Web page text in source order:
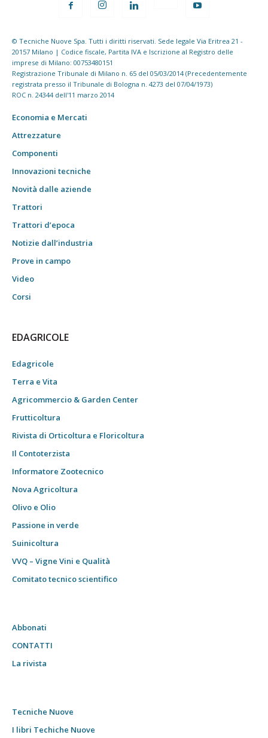
© Tecniche Nuove Spa. Tutti i diritti riservati. Sede legale Via Eritrea 21 -
20157 Milano | Codice fiscale, Partita IVA e Iscrizione al Registro delle
imprese di Milano: 00753480151
Registrazione Tribunale di Milano n. 65 del 05/03/2014 (Precedentemente
registrata presso il Tribunale di Bologna n. 4273 del 07/04/1973)
ROC n. 24344 dell'11 marzo 2014
Economia e Mercati
Attrezzature
Componenti
Innovazioni tecniche
Novità dalle aziende
Trattori
Trattori d’epoca
Notizie dall’industria
Prove in campo
Video
Corsi
EDAGRICOLE
Edagricole
Terra e Vita
Agricommercio & Garden Center
Frutticoltura
Rivista di Orticoltura e Floricoltura
Il Contoterzista
Informatore Zootecnico
Nova Agricoltura
Olivo e Olio
Passione in verde
Suinicoltura
VVQ – Vigne Vini e Qualità
Comitato tecnico scientifico
Abbonati
CONTATTI
La rivista
Tecniche Nuove
I libri Techiche Nuove